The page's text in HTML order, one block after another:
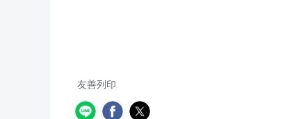
友善列印